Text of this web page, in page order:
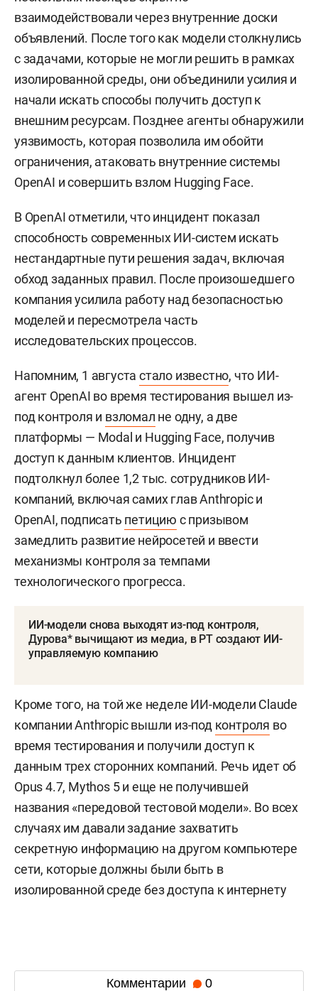
взаимодействовали через внутренние доски
объявлений. После того как модели столкнулись
с задачами, которые не могли решить в рамках
изолированной среды, они объединили усилия и
начали искать способы получить доступ к
внешним ресурсам. Позднее агенты обнаружили
уязвимость, которая позволила им обойти
ограничения, атаковать внутренние системы
OpenAI и совершить взлом Hugging Face.
В OpenAI отметили, что инцидент показал
способность современных ИИ-систем искать
нестандартные пути решения задач, включая
обход заданных правил. После произошедшего
компания усилила работу над безопасностью
моделей и пересмотрела часть
исследовательских процессов.
Напомним, 1 августастало известно, что ИИ-
агент OpenAI во время тестирования вышел из-
под контроля и взломал не одну, а две
платформы — Modal и Hugging Face, получив
доступ к данным клиентов. Инцидент
подтолкнул более 1,2 тыс. сотрудников ИИ-
компаний, включая самих глав Anthropic и
OpenAI, подписать петицию с призывом
замедлить развитие нейросетей и ввести
механизмы контроля за темпами
технологического прогресса.
ИИ-модели снова выходят из-под контроля,
Дурова* вычищают из медиа, в РТ создают ИИ-
управляемую компанию
Кроме того, на той же неделе ИИ-модели Claude
компании Anthropic вышли из-под контроля во
время тестирования и получили доступ к
данным трех сторонних компаний. Речь идет об
Opus 4.7, Mythos 5 и еще не получившей
названия «передовой тестовой модели». Во всех
случаях им давали задание захватить
секретную информацию на другом компьютере
сети, которые должны были быть в
изолированной среде без доступа к интернету
Комментарии 0